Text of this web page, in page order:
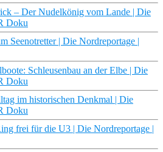
– Der Nudelkönig vom Lande | Die
Doku
Seenotretter | Die Nordreportage |
Schleusenbau an der Elbe | Die
Doku
im historischen Denkmal | Die
Doku
frei für die U3 | Die Nordreportage |